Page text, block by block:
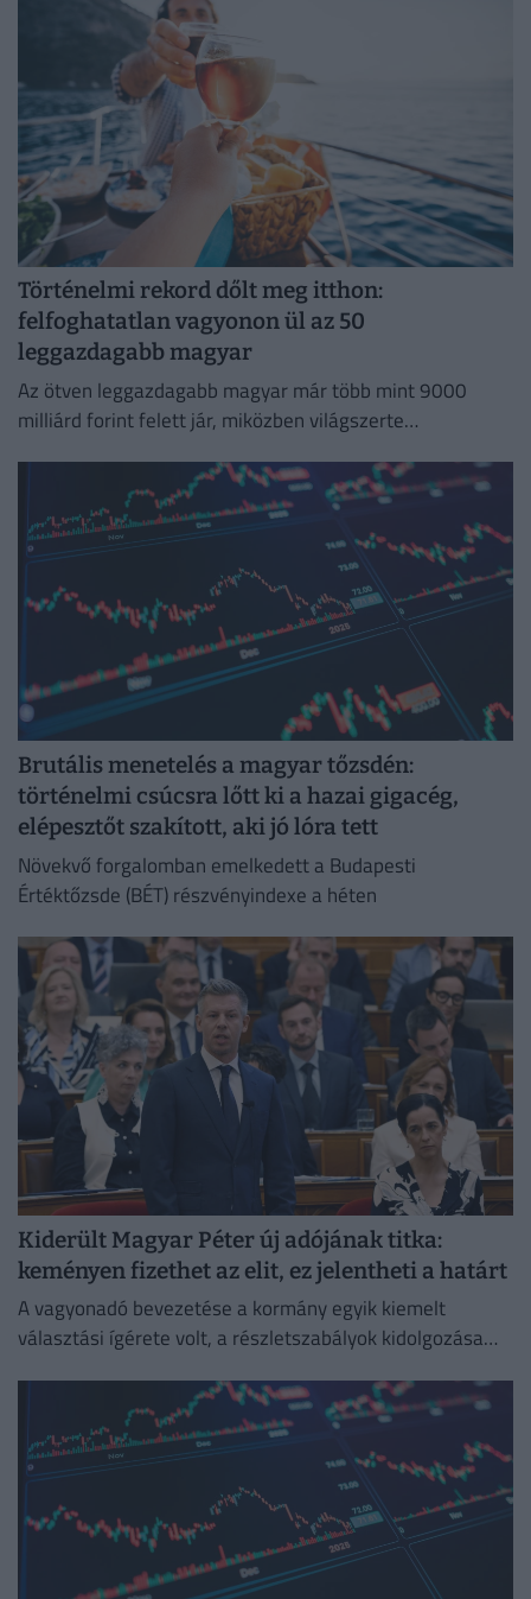
Történelmi rekord dőlt meg itthon:
felfoghatatlan vagyonon ül az 50
leggazdagabb magyar
Az ötven leggazdagabb magyar már több mint 9000
milliárd forint felett jár, miközben világszerte
Brutális menetelés a magyar tőzsdén:
történelmi csúcsra lőtt ki a hazai gigacég,
elépesztőt szakított, aki jó lóra tett
Növekvő forgalomban emelkedett a Budapesti
Értéktőzsde (BÉT) részvényindexe a héten
Kiderült Magyar Péter új adójának titka:
keményen fizethet az elit, ez jelentheti a határt
A vagyonadó bevezetése a kormány egyik kiemelt
választási ígérete volt, a részletszabályok kidolgozása